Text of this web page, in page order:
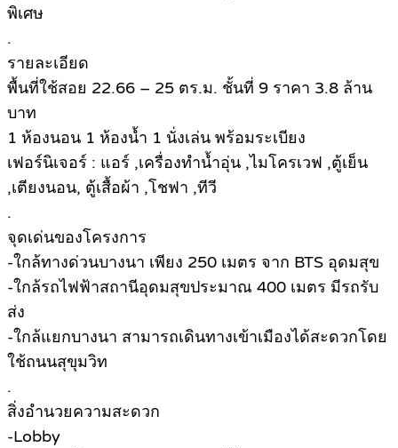
พิเศษ
.
รายละเอียด
พื้นที่ใช้สอย 22.66 – 25 ตร.ม. ชั้นที่ 9 ราคา 3.8 ล้าน
บาท
1 ห้องนอน 1 ห้องน้ำ 1 นั่งเล่น พร้อมระเบียง
เฟอร์นิเจอร์ : แอร์ ,เครื่องทำน้ำอุ่น ,ไมโครเวฟ ,ตู้เย็น
,เตียงนอน, ตู้เสื้อผ้า ,โชฟา ,ทีวี
.
จุดเด่นของโครงการ
-ใกล้ทางด่วนบางนา เพียง 250 เมตร จาก BTS อุดมสุข
-ใกล้รถไฟฟ้าสถานีอุดมสุขประมาณ 400 เมตร มีรถรับ
ส่ง
-ใกล้แยกบางนา สามารถเดินทางเข้าเมืองได้สะดวกโดย
ใช้ถนนสุขุมวิท
.
สิ่งอำนวยความสะดวก
-Lobby